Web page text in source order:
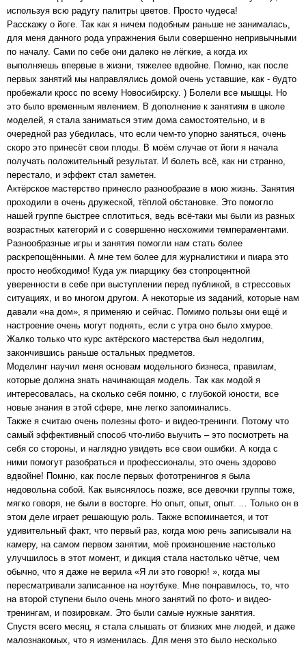
используя всю радугу палитры цветов. Просто чудеса!
Расскажу о йоге. Так как я ничем подобным раньше не занималась,
для меня данного рода упражнения были совершенно непривычными
по началу. Сами по себе они далеко не лёгкие, а когда их
выполняешь впервые в жизни, тяжелее вдвойне. Помню, как после
первых занятий мы направлялись домой очень уставшие, как - будто
пробежали кросс по всему Новосибирску. ) Болели все мышцы. Но
это было временным явлением. В дополнение к занятиям в школе
моделей, я стала заниматься этим дома самостоятельно, и в
очередной раз убедилась, что если чем-то упорно заняться, очень
скоро это принесёт свои плоды. В моём случае от йоги я начала
получать положительный результат. И болеть всё, как ни странно,
перестало, и эффект стал заметен.
Актёрское мастерство принесло разнообразие в мою жизнь. Занятия
проходили в очень дружеской, тёплой обстановке. Это помогло
нашей группе быстрее сплотиться, ведь всё-таки мы были из разных
возрастных категорий и с совершенно несхожими темпераментами.
Разнообразные игры и занятия помогли нам стать более
раскрепощёнными. А мне тем более для журналистики и пиара это
просто необходимо! Куда уж пиарщику без стопроцентной
уверенности в себе при выступлении перед публикой, в стрессовых
ситуациях, и во многом другом. А некоторые из заданий, которые нам
давали «на дом», я применяю и сейчас. Помимо пользы они ещё и
настроение очень могут поднять, если с утра оно было хмурое.
Жалко только что курс актёрского мастерства был недолгим,
закончившись раньше остальных предметов.
Моделинг научил меня основам модельного бизнеса, правилам,
которые должна знать начинающая модель. Так как модой я
интересовалась, на сколько себя помню, с глубокой юности, все
новые знания в этой сфере, мне легко запоминались.
Также я считаю очень полезны фото- и видео-тренинги. Потому что
самый эффективный способ что-либо выучить – это посмотреть на
себя со стороны, и наглядно увидеть все свои ошибки. А когда с
ними помогут разобраться и профессионалы, это очень здорово
вдвойне! Помню, как после первых фототренингов я была
недовольна собой. Как выяснялось позже, все девочки группы тоже,
мягко говоря, не были в восторге. Но опыт, опыт, опыт. … Только он в
этом деле играет решающую роль. Также вспоминается, и тот
удивительный факт, что первый раз, когда мою речь записывали на
камеру, на самом первом занятии, моё произношение настолько
улучшилось в этот момент, и дикция стала настолько чётче, чем
обычно, что я даже не верила «Я ли это говорю! », когда мы
пересматривали записанное на ноутбуке. Мне понравилось, то, что
на второй ступени было очень много занятий по фото- и видео-
тренингам, и позировкам. Это были самые нужные занятия.
Спустя всего месяц, я стала слышать от близких мне людей, и даже
малознакомых, что я изменилась. Для меня это было несколько